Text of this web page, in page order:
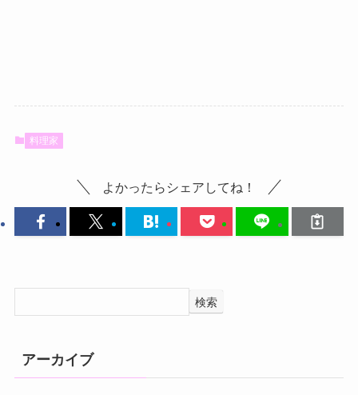
料理家
よかったらシェアしてね！
検索
アーカイブ